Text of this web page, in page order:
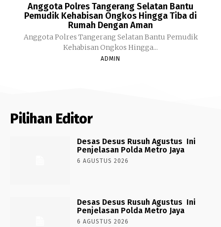
Anggota Polres Tangerang Selatan Bantu
Pemudik Kehabisan Ongkos Hingga Tiba di
Rumah Dengan Aman
Anggota Polres Tangerang Selatan Bantu Pemudik
Kehabisan Ongkos Hingga...
ADMIN
Pilihan Editor
Desas Desus Rusuh Agustus Ini
Penjelasan Polda Metro Jaya
6 AGUSTUS 2026
Desas Desus Rusuh Agustus Ini
Penjelasan Polda Metro Jaya
6 AGUSTUS 2026